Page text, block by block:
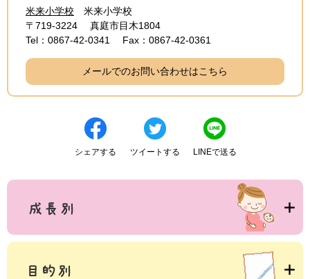
米来小学校
米来小学校
〒719-3224
真庭市目木1804
Tel：0867-42-0341
Fax：0867-42-0361
メールでのお問い合わせはこちら
シェアする ツイートする LINEで送る